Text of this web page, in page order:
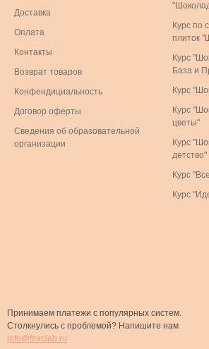
Доставка
Оплата
Контакты
Возврат товаров
Конфендициальность
Договор оферты
Сведения об образовательной
организации
Курс по
плиток
Курс
База и
Курс
Курс
цветы"
Курс
детство"
Курс
Курс
Принимаем платежи с популярных систем.
Столкнулись с проблемой? Напишите нам
info@foxclab.ru